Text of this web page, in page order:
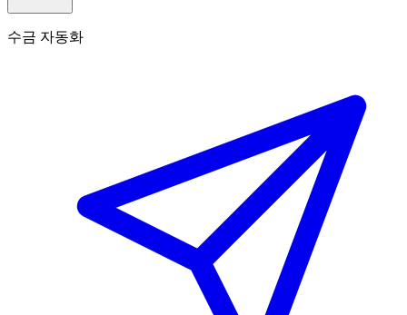
수금 자동화